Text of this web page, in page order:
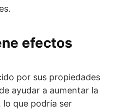
efectos
por sus propiedades
ayudar a aumentar la
que podría ser